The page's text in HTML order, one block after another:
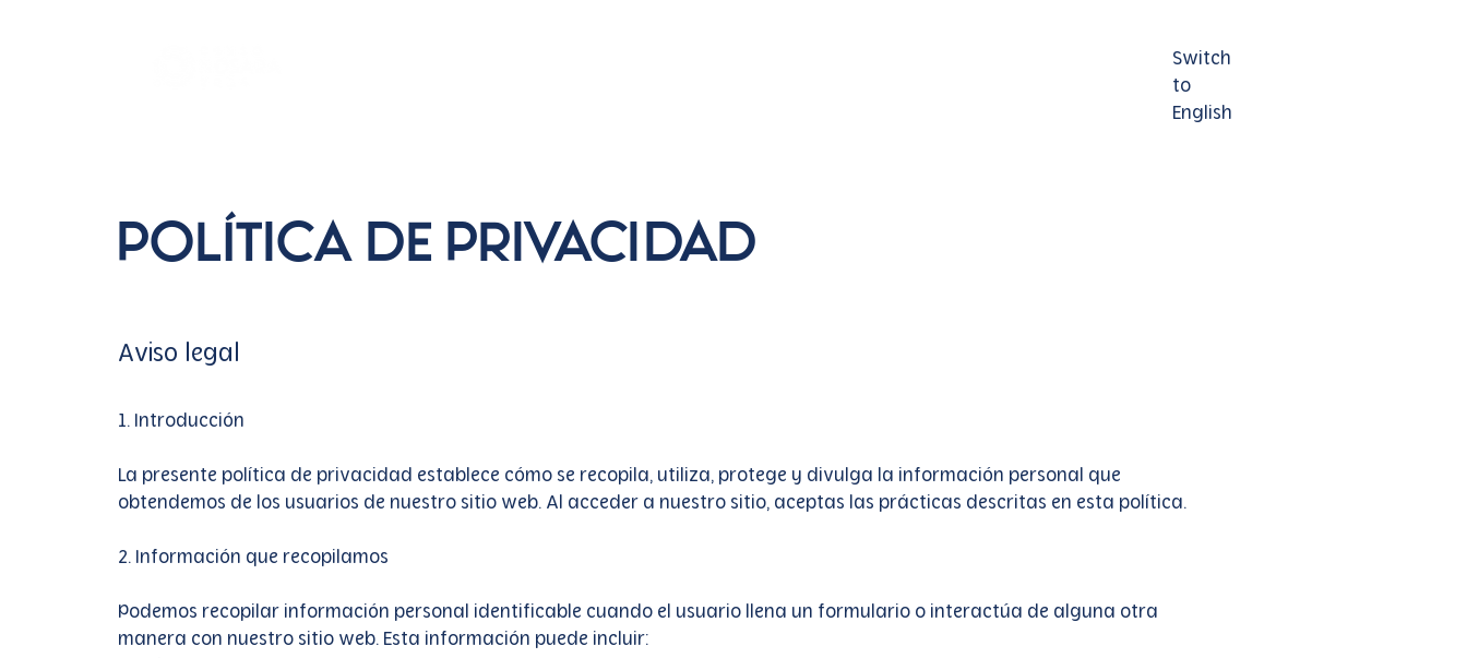
Switch
to
English
Política de privacidad
Aviso legal
1. Introducción
La presente política de privacidad establece cómo se recopila, utiliza, protege y divulga la información personal que
obtendemos de los usuarios de nuestro sitio web. Al acceder a nuestro sitio, aceptas las prácticas descritas en esta política.
2. Información que recopilamos
Podemos recopilar información personal identificable cuando el usuario llena un formulario o interactúa de alguna otra
manera con nuestro sitio web. Esta información puede incluir: